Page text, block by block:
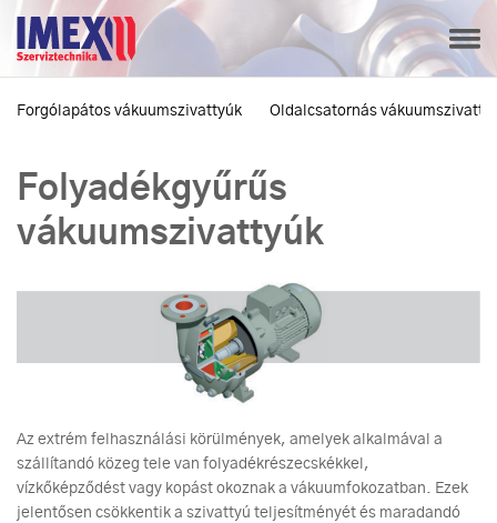
Forgólapátos vákuumszivattyúk Oldalcsatornás
Folyadékgyűrűs
vákuumszivattyúk
Az extrém felhasználási körülmények, amelyek alkalmával a
szállítandó közeg tele van folyadékrészecskékkel,
vízkőképződést vagy kopást okoznak a vákuumfokozatban. Ezek
jelentősen csökkentik a szivattyú teljesítményét és maradandó